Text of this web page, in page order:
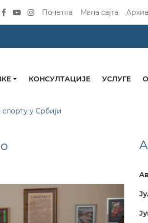
Почетна Мапа сајта
КОНСУЛТАЦИЈЕ УСЛУГЕ
у Србији